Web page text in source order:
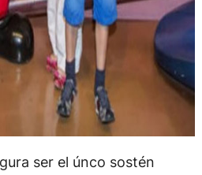
ser el únco sostén